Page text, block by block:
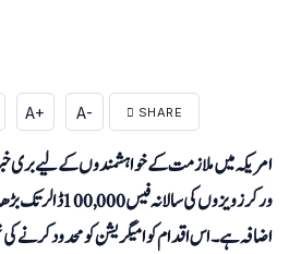
A+ A- SHARE
امریکہ میں ملازمت کے خواہشمندوں کے لیے بری
اضافہ ہے۔ اس اقدام کو امیگریشن کو محدود کرنے کی